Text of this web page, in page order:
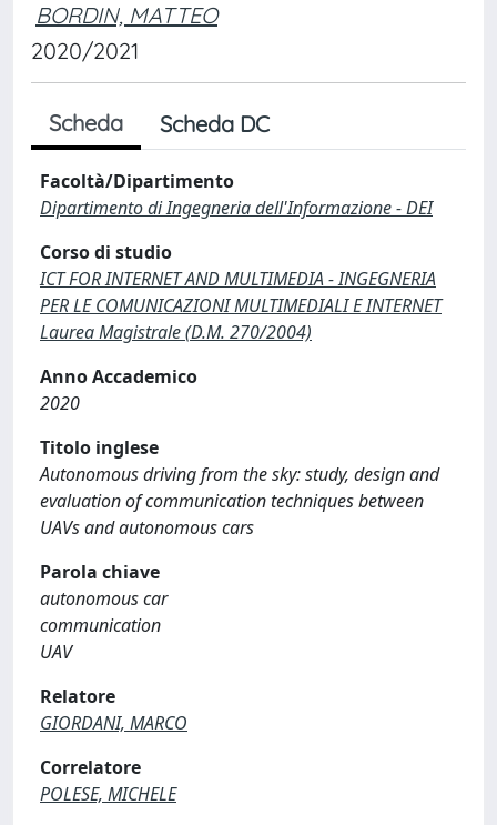
BORDIN, MATTEO
2020/2021
Scheda Scheda DC
Facoltà/Dipartimento
Dipartimento di Ingegneria dell'Informazione - DEI
Corso di studio
ICT FOR INTERNET AND MULTIMEDIA - INGEGNERIA
PER LE COMUNICAZIONI MULTIMEDIALI E INTERNET
Laurea Magistrale (D.M. 270/2004)
Anno Accademico
2020
Titolo inglese
Autonomous driving from the sky: study, design and
evaluation of communication techniques between
UAVs and autonomous cars
Parola chiave
autonomous car
communication
UAV
Relatore
GIORDANI, MARCO
Correlatore
POLESE, MICHELE